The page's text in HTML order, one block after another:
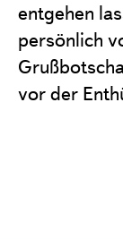
entgehen
persönlich
vor der